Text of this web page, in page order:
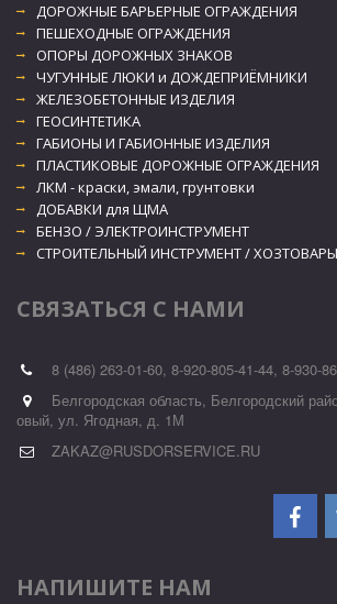
ДОРОЖНЫЕ БАРЬЕРНЫЕ ОГРАЖДЕНИЯ
ПЕШЕХОДНЫЕ ОГРАЖДЕНИЯ
ОПОРЫ ДОРОЖНЫХ ЗНАКОВ
ЧУГУННЫЕ ЛЮКИ и ДОЖДЕПРИЁМНИКИ
ЖЕЛЕЗОБЕТОННЫЕ ИЗДЕЛИЯ
ГЕОСИНТЕТИКА
ГАБИОНЫ И ГАБИОННЫЕ ИЗДЕЛИЯ
ПЛАСТИКОВЫЕ ДОРОЖНЫЕ ОГРАЖДЕНИЯ
ЛКМ - краски, эмали, грунтовки
ДОБАВКИ для ЩМА
БЕНЗО / ЭЛЕКТРОИНСТРУМЕНТ
СТРОИТЕЛЬНЫЙ ИНСТРУМЕНТ / ХОЗТОВАРЫ
СВЯЗАТЬСЯ С НАМИ
8 (486) 263-01-60, 8-920-805-41-44, 8-930-
Белгородская область, Белгородский
овый, ул. Ягодная, д. 1М
ZAKAZ@RUSDORSERVICE.RU
НАПИШИТЕ НАМ